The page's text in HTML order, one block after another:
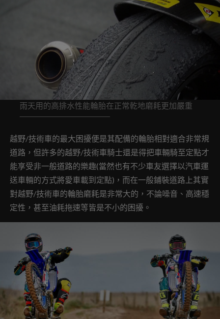
雨天用的高排水性能輪胎在正常乾地磨耗更加嚴重
越野/技術車的最大困擾便是其配備的輪胎相對適合非常規
道路，但許多的越野/技術車騎士還是得把車輛騎至定點才
能享受非一般道路的樂趣(當然也有不少車友選擇以汽車運
送車輛的方式將愛車載到定點)，而在一般鋪裝道路上其實
對越野/技術車的輪胎磨耗是非常大的，不論噪音、高速穩
定性，甚至油耗拖速等皆是不小的困擾。